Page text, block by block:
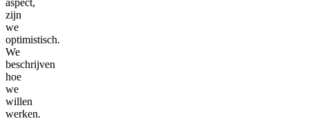
aspect,
zijn
we
optimistisch.
We
beschrijven
hoe
we
willen
werken.